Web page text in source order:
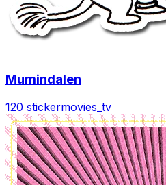
Mumindalen
120 stickermovies_tv